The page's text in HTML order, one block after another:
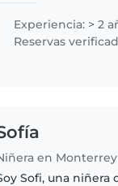
estudiando la
noches en línea así
tengo disponible..
Experiencia: > 2
Reservas
en Monterrey
Sofi, una niñera